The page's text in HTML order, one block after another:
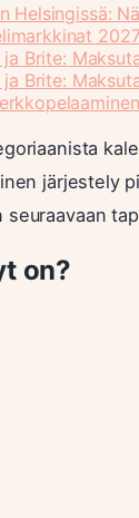
Helsingissä:
ja Brite:
ja Brite:
järjestely
on?